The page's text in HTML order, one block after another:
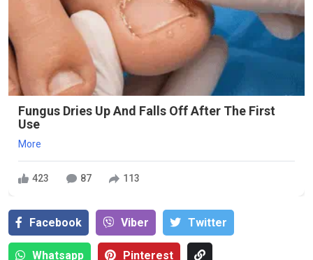
Fungus Dries Up And Falls Off After The First
Use
More
423 87 113
Facebook Viber Тwitter
Whatsapp Pinterest